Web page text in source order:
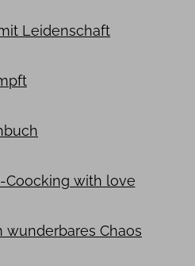
Leidenschaft
Coocking with love
wunderbares Chaos